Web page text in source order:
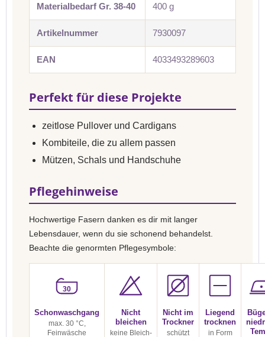
Materialbedarf Gr. 38-40 400 g
Artikelnummer 7930097
EAN 4033493289603
Perfekt für diese Projekte
zeitlose Pullover und Cardigans
Kombiteile, die zu allem passen
Mützen, Schals und Handschuhe
Pflegehinweise
Hochwertige Fasern danken es dir mit langer
Lebensdauer, wenn du sie schonend behandelst.
Beachte die genormten Pflegesymbole:
30
Schonwaschgang
max. 30 °C,
Feinwäsche
Nicht
bleichen
keine Bleich-
Nicht im
Trockner
schützt
Liegend
trocknen
in Form